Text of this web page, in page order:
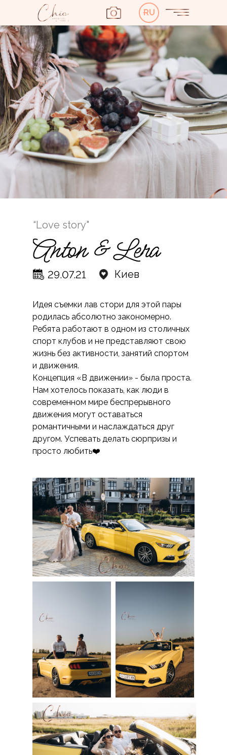
RU
29.07.21 Киев
Идея съемки лав стори для этой пары
родилась абсолютно закономерно.
Ребята работают в одном из столичных
спорт клубов и не представляют свою
жизнь без активности, занятий спортом
и движения.
Концепция «В движении» - была проста.
Нам хотелось показать, как люди в
современном мире беспрерывного
движения могут оставаться
романтичными и наслаждаться друг
другом. Успевать делать сюрпризы и
просто любить❤️
“Love story"